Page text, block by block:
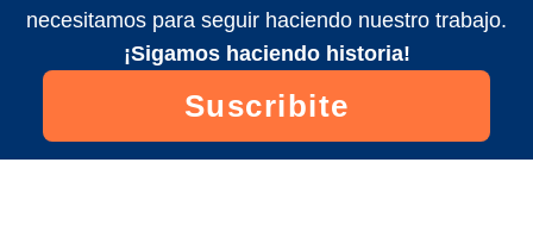
necesitamos para seguir haciendo nuestro trabajo.
¡Sigamos haciendo historia!
Suscribite